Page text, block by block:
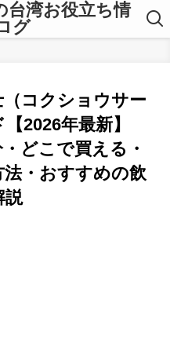
台湾お役立ち情
グ
コクショウサー
2026年最新】
どこで買える・
法・おすすめの飲
説